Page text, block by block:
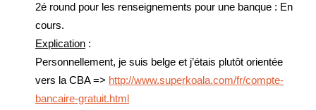
2é round pour les renseignements pour une banque : En
cours.
Explication :
Personnellement, je suis belge et j’étais plutôt orientée
vers la CBA => http://www.superkoala.com/fr/compte-
bancaire-gratuit.html